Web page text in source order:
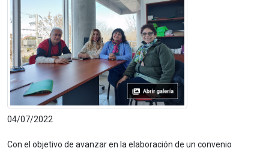
04/07/2022
Con el objetivo de avanzar en la elaboración de un convenio